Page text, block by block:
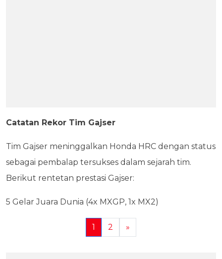
Catatan Rekor Tim Gajser
Tim Gajser meninggalkan Honda HRC dengan status
sebagai pembalap tersukses dalam sejarah tim.
Berikut rentetan prestasi Gajser:
5 Gelar Juara Dunia (4x MXGP, 1x MX2)
1 2 »